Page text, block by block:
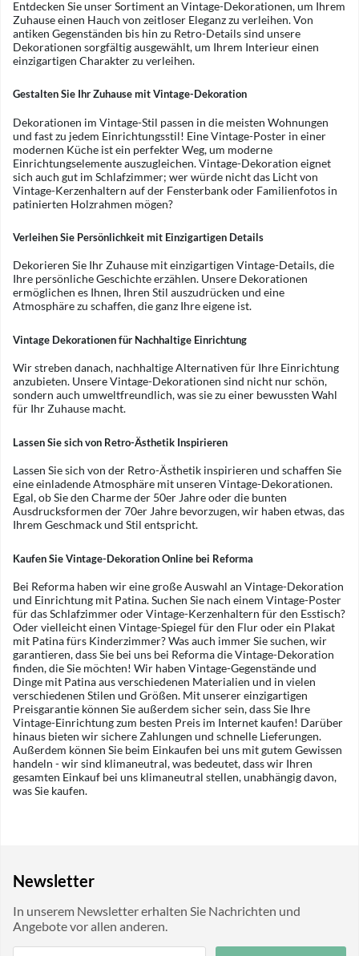
Entdecken Sie unser Sortiment an Vintage-Dekorationen, um Ihrem
Zuhause einen Hauch von zeitloser Eleganz zu verleihen. Von
antiken Gegenständen bis hin zu Retro-Details sind unsere
Dekorationen sorgfältig ausgewählt, um Ihrem Interieur einen
einzigartigen Charakter zu verleihen.
Gestalten Sie Ihr Zuhause mit Vintage-Dekoration
Dekorationen im Vintage-Stil passen in die meisten Wohnungen
und fast zu jedem Einrichtungsstil! Eine Vintage-Poster in einer
modernen Küche ist ein perfekter Weg, um moderne
Einrichtungselemente auszugleichen. Vintage-Dekoration eignet
sich auch gut im Schlafzimmer; wer würde nicht das Licht von
Vintage-Kerzenhaltern auf der Fensterbank oder Familienfotos in
patinierten Holzrahmen mögen?
Verleihen Sie Persönlichkeit mit Einzigartigen Details
Dekorieren Sie Ihr Zuhause mit einzigartigen Vintage-Details, die
Ihre persönliche Geschichte erzählen. Unsere Dekorationen
ermöglichen es Ihnen, Ihren Stil auszudrücken und eine
Atmosphäre zu schaffen, die ganz Ihre eigene ist.
Vintage Dekorationen für Nachhaltige Einrichtung
Wir streben danach, nachhaltige Alternativen für Ihre Einrichtung
anzubieten. Unsere Vintage-Dekorationen sind nicht nur schön,
sondern auch umweltfreundlich, was sie zu einer bewussten Wahl
für Ihr Zuhause macht.
Lassen Sie sich von Retro-Ästhetik Inspirieren
Lassen Sie sich von der Retro-Ästhetik inspirieren und schaffen Sie
eine einladende Atmosphäre mit unseren Vintage-Dekorationen.
Egal, ob Sie den Charme der 50er Jahre oder die bunten
Ausdrucksformen der 70er Jahre bevorzugen, wir haben etwas, das
Ihrem Geschmack und Stil entspricht.
Kaufen Sie Vintage-Dekoration Online bei Reforma
Bei Reforma haben wir eine große Auswahl an Vintage-Dekoration
und Einrichtung mit Patina. Suchen Sie nach einem Vintage-Poster
für das Schlafzimmer oder Vintage-Kerzenhaltern für den Esstisch?
Oder vielleicht einen Vintage-Spiegel für den Flur oder ein Plakat
mit Patina fürs Kinderzimmer? Was auch immer Sie suchen, wir
garantieren, dass Sie bei uns bei Reforma die Vintage-Dekoration
finden, die Sie möchten! Wir haben Vintage-Gegenstände und
Dinge mit Patina aus verschiedenen Materialien und in vielen
verschiedenen Stilen und Größen. Mit unserer einzigartigen
Preisgarantie können Sie außerdem sicher sein, dass Sie Ihre
Vintage-Einrichtung zum besten Preis im Internet kaufen! Darüber
hinaus bieten wir sichere Zahlungen und schnelle Lieferungen.
Außerdem können Sie beim Einkaufen bei uns mit gutem Gewissen
handeln - wir sind klimaneutral, was bedeutet, dass wir Ihren
gesamten Einkauf bei uns klimaneutral stellen, unabhängig davon,
was Sie kaufen.
Newsletter
In unserem Newsletter erhalten Sie Nachrichten und
Angebote vor allen anderen.